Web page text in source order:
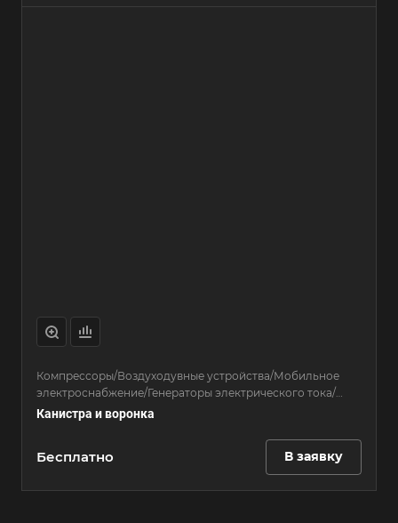
Компрессоры/Воздуходувные устройства/Мобильное
электроснабжение/Генераторы электрического тока/
Сопутствующие товары/Уплотнение грунтов и сыпучих
Канистра и воронка
Бесплатно В заявку